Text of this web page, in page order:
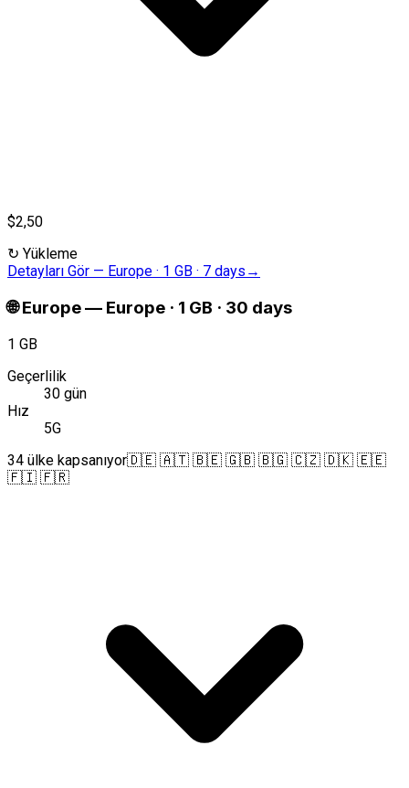
$2,50
↻ Yükleme
Detayları Gör — Europe · 1 GB · 7 days →
🌐 Europe— Europe · 1 GB · 30 days
1 GB
Geçerlilik
30 gün
Hız
5G
34 ülke kapsanıyor🇩🇪 🇦🇹 🇧🇪 🇬🇧 🇧🇬 🇨🇿 🇩🇰 🇪🇪
🇫🇮 🇫🇷